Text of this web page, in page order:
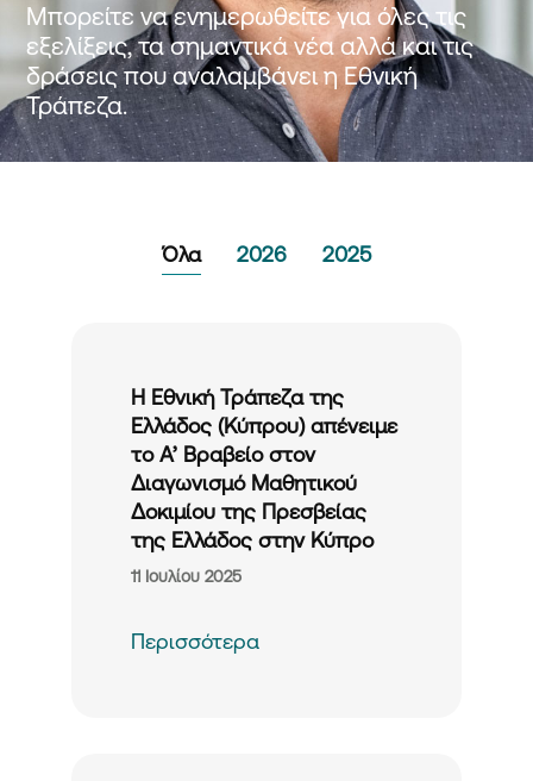
Μπορείτε να ενημερωθείτε για όλες τις
εξελίξεις, τα σημαντικά νέα αλλά και τις
δράσεις που αναλαμβάνει η Εθνική
Τράπεζα.
Όλα 2026 2025
Η Εθνική Τράπεζα της
Ελλάδος (Κύπρου) απένειμε
το Α’ Βραβείο στον
Διαγωνισμό Μαθητικού
Δοκιμίου της Πρεσβείας
της Ελλάδος στην Κύπρο
11 Ιουλίου 2025
Περισσότερα